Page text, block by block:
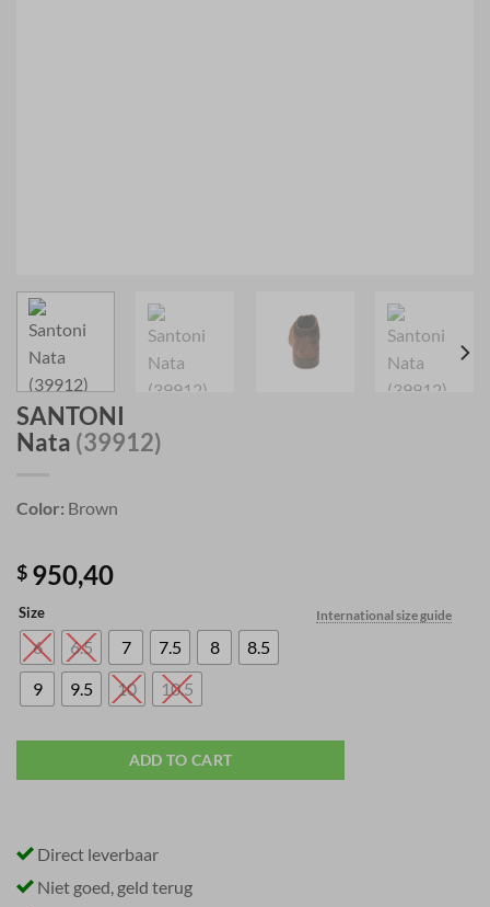
SANTONI
Nata (39912)
Color: Brown
$ 950,40
International size guide
Size
6 6.5 7 7.5 8
8.5
9
9.5 10 10.5
ADD TO CART
Direct leverbaar
Niet goed, geld terug